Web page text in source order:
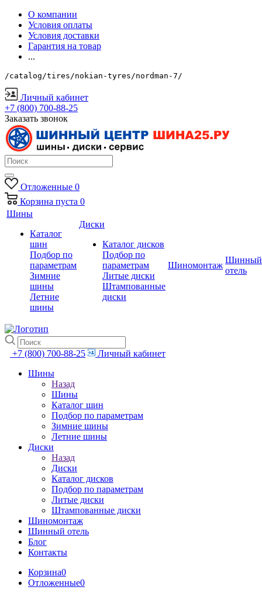
О компании
Условия оплаты
Условия доставки
Гарантия на товар
...
/catalog/tires/nokian-tyres/nordman-7/
Личный кабинет
+7 (800) 700-88-25
Заказать звонок
Отложенные 0
Корзина пуста 0
Шины
Каталог
шин
Подбор по
параметрам
Зимние
шины
Летние
шины
Диски
Каталог дисков
Подбор по
параметрам
Литые диски
Штампованные
диски
Шиномонтаж
Шинный
отель
+7 (800) 700-88-25
Личный кабинет
Шины
Назад
Шины
Каталог шин
Подбор по параметрам
Зимние шины
Летние шины
Диски
Назад
Диски
Каталог дисков
Подбор по параметрам
Литые диски
Штампованные диски
Шиномонтаж
Шинный отель
Блог
Контакты
Корзина0
Отложенные0